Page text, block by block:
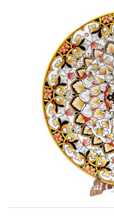
opzioni
possono
essere
scelte
nella
pagina
del
prodotto